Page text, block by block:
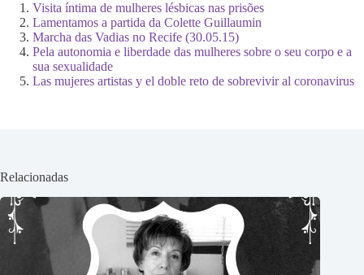
Visita íntima de mulheres lésbicas nas prisões
Lamentamos a partida da Colette Guillaumin
Marcha das Vadias no Recife (30.05.15)
Pela autonomia e liberdade das mulheres sobre o seu corpo e a
sua sexualidade
Las mujeres artistas y el doble reto de sobrevivir al coronavirus
Relacionadas